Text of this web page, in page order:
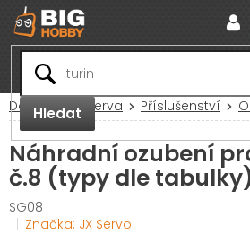
Přejít
na
obsah
Hledat
Domů RC Serva Příslušenství
Náhradní ozubení
č.8 (typy dle
SG08
Značka: JX Servo